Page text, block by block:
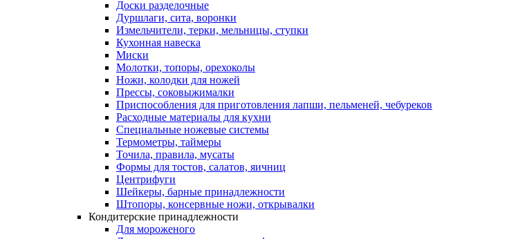
Доски разделочные
Дуршлаги, сита, воронки
Измельчители, терки, мельницы, ступки
Кухонная навеска
Миски
Молотки, топоры, орехоколы
Ножи, колодки для ножей
Прессы, соковыжималки
Приспособления для приготовления лапши, пельменей, чебуреков
Расходные материалы для кухни
Специальные ножевые системы
Термометры, таймеры
Точила, правила, мусаты
Формы для тостов, салатов, яичниц
Центрифуги
Шейкеры, барные принадлежности
Штопоры, консервные ножи, открывалки
Кондитерские принадлежности
Для мороженого